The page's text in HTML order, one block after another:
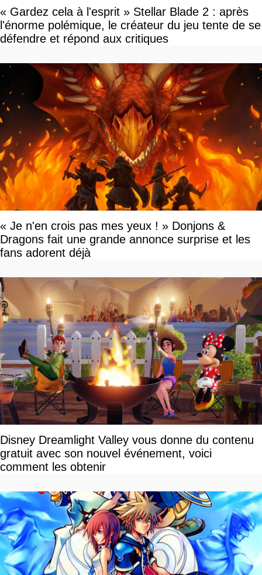
« Gardez cela à l'esprit » Stellar Blade 2 : après
l'énorme polémique, le créateur du jeu tente de se
défendre et répond aux critiques
« Je n'en crois pas mes yeux ! » Donjons &
Dragons fait une grande annonce surprise et les
fans adorent déjà
Disney Dreamlight Valley vous donne du contenu
gratuit avec son nouvel événement, voici
comment les obtenir